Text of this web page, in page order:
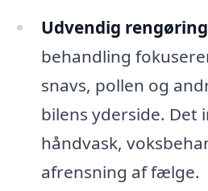
Udvendig
behandling
snavs, pollen og
bilens yderside. Det
håndvask,
afrensning af fælge.